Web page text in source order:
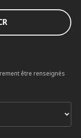
être renseignés